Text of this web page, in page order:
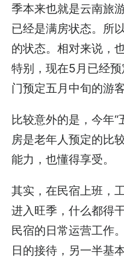
季本来也就是云南旅
已经是满房状态。所
的状态。相对来说，
特别，现在5月已经
门预定五月中旬的游
比较意外的是，今年“
房是老年人预定的比
能力，也懂得享受。
其实，在民宿上班，
进入旺季，什么都得
民宿的日常运营工作
日的接待，另一半基